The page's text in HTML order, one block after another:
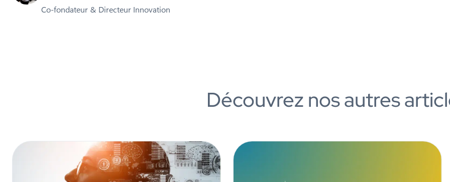
Co-fondateur & Directeur Innovation
Découvrez nos autres